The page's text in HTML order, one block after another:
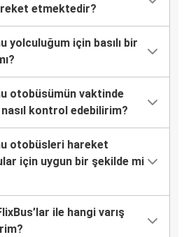
etmektedir?
yolculuğum için basılı bir
otobüsümün vaktinde
nasıl kontrol edebilirim?
otobüsleri hareket
için uygun bir şekilde mi
ile hangi varış